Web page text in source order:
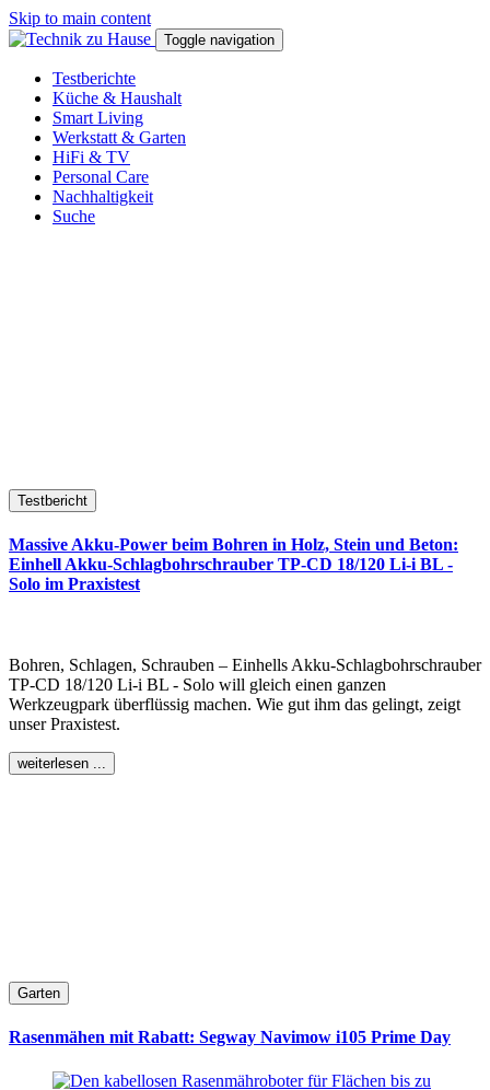
Skip to main content
Toggle navigation
Testberichte
Küche & Haushalt
Smart Living
Werkstatt & Garten
HiFi & TV
Personal Care
Nachhaltigkeit
Suche
Testbericht
Massive Akku-Power beim Bohren in Holz, Stein und Beton:
Einhell Akku-Schlagbohrschrauber TP-CD 18/120 Li-i BL -
Solo im Praxistest
Bohren, Schlagen, Schrauben – Einhells Akku-Schlagbohrschrauber
TP-CD 18/120 Li-i BL - Solo will gleich einen ganzen
Werkzeugpark überflüssig machen. Wie gut ihm das gelingt, zeigt
unser Praxistest.
weiterlesen ...
Garten
Rasenmähen mit Rabatt: Segway Navimow i105 Prime Day